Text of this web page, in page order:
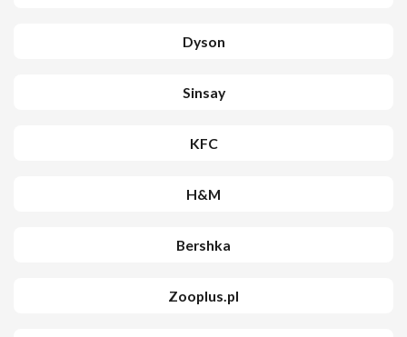
Dyson
Sinsay
KFC
H&M
Bershka
Zooplus.pl